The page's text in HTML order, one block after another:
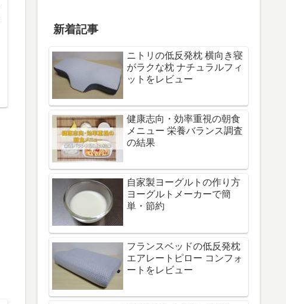
新着記事
ニトリの低反発枕 横向き寝
がラクな枕 ナチュラルフィ
ットをレビュー
健康志向・効率重視の朝食
メニュー 栄養バランス調査
の結果
自家製ヨーグルトの作り方
ヨーグルトメーカーで簡
単・節約
フランスベッドの低反発枕
エアレートピロー コンフォ
ートをレビュー